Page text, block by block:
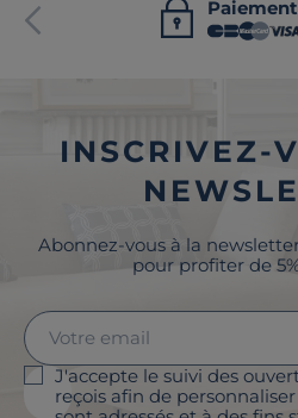
INSCRIVEZ-
Abonnez-vous à la
pour profiter de
J'accepte le suivi des
reçois afin de